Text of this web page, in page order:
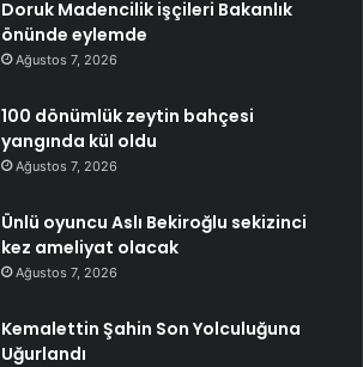
Doruk Madencilik işçileri Bakanlık
önünde eylemde
Ağustos 7, 2026
100 dönümlük zeytin bahçesi
yangında kül oldu
Ağustos 7, 2026
Ünlü oyuncu Aslı Bekiroğlu sekizinci
kez ameliyat olacak
Ağustos 7, 2026
Kemalettin Şahin Son Yolculuğuna
Uğurlandı